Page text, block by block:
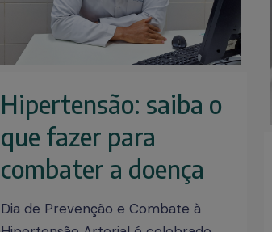
Hipertensão: saiba o
que fazer para
combater a doença
Dia de Prevenção e Combate à